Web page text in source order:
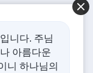
나님나라에 들어가고
니다. 주님
아름다운
니 하나님의